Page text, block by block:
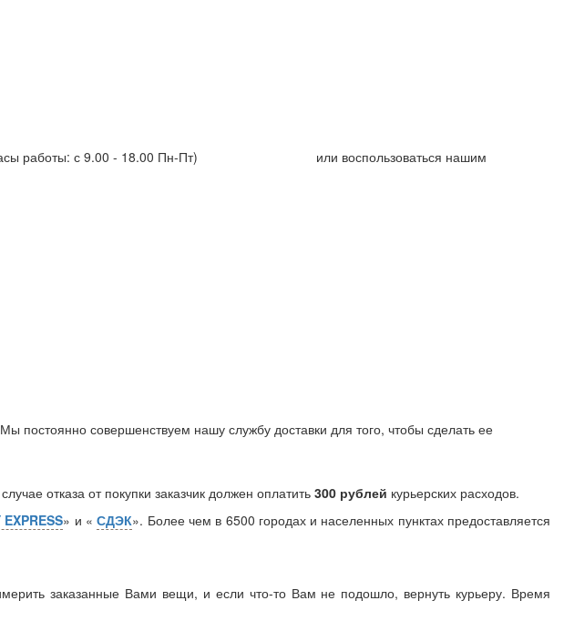
работы: с 9.00 - 18.00 Пн-Пт)
или воспользоваться нашим
постоянно совершенствуем нашу службу доставки для того, чтобы сделать ее
отказа от покупки заказчик должен оплатить 300 рублей курьерских расходов.
EXPRESS» и «СДЭК». Более чем в 6500 городах и населенных пунктах предоставляется
заказанные Вами вещи, и если что-то Вам не подошло, вернуть курьеру. Время